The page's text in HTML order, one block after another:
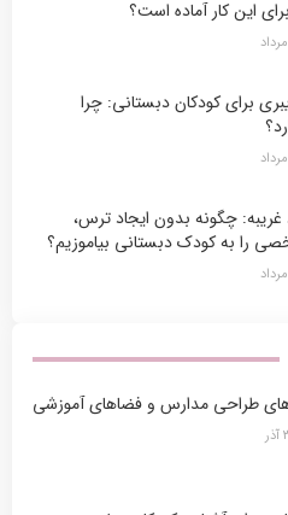
این کار آماده است؟
برای کودکان دبستانی: چرا
غریبه: چگونه بدون ایجاد ترس،
را به کودک دبستانی بیاموزیم؟
طراحی مدارس و فضاهای آموزشی